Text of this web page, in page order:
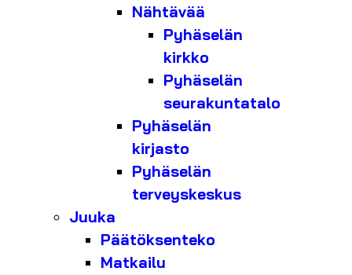
Nähtävää
Pyhäselän
kirkko
Pyhäselän
seurakuntatalo
Pyhäselän
kirjasto
Pyhäselän
terveyskeskus
Juuka
Päätöksenteko
Matkailu